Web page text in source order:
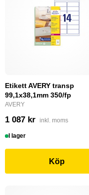
Etikett AVERY transp
99,1x38,1mm 350/fp
AVERY
1 087 kr inkl. moms
I lager
Köp